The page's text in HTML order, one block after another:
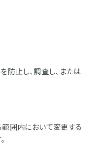
止し、調査し、または
囲内において変更する